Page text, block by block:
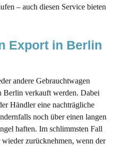
– auch diesen Service bieten
Export in Berlin
andere Gebrauchtwagen
Berlin verkauft werden. Dabei
Händler eine nachträgliche
noch über einen langen
haften. Im schlimmsten Fall
wieder zurücknehmen, wenn der